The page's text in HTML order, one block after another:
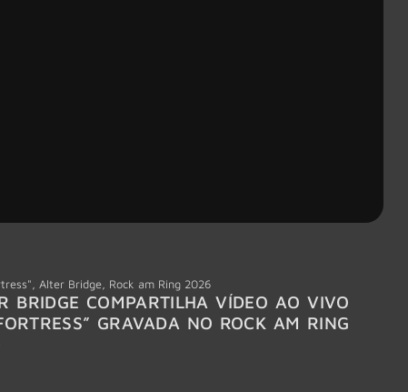
Alter Bridge Rock am Ring 2026
BRIDGE COMPARTILHA VÍDEO AO VIVO
GRAVADA NO ROCK AM RING